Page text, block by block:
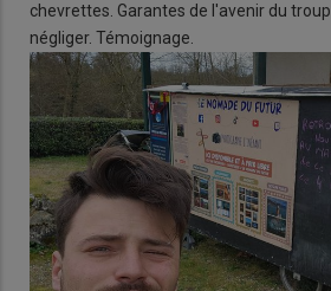
chevrettes. Garantes de l'avenir du
négliger. Témoignage.